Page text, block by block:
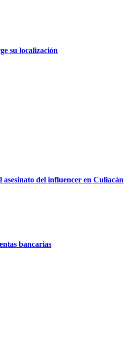
su localización
del influencer en Culiacán
bancarias